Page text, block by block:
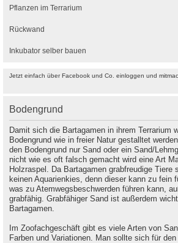
Jetzt einfach über Facebook und Co. einloggen und
Bodengrund
Damit sich die Bartagamen in ihrem Terrarium
Bodengrund wie in freier Natur gestalltet
den Bodengrund nur Sand oder ein Sand/
nicht wie es oft falsch gemacht wird eine Art
Holzraspel. Da Bartagamen grabfreudige Tiere
keinen Aquarienkies, denn dieser kann zu fein
was zu Atemwegsbeschwerden führen kann,
grabfähig. Grabfähiger Sand ist außerdem
Bartagamen.
Im Zoofachgeschäft gibt es viele Arten von
Farben und Variationen. Man sollte sich für
Pflanzen im Terrarium
Rückwand
Inkubator selber bauen